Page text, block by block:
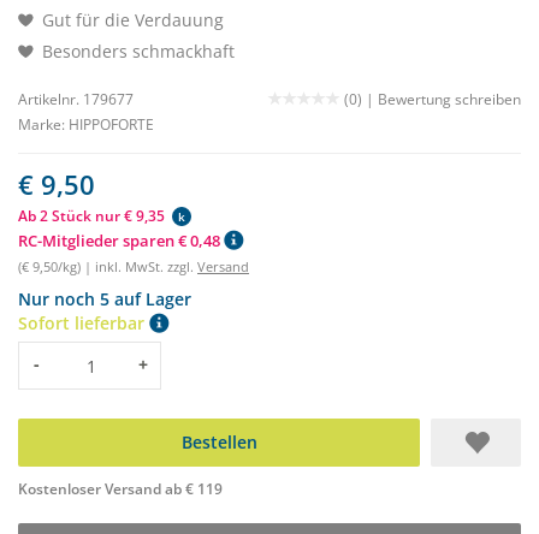
Gut für die Verdauung
Besonders schmackhaft
Artikelnr. 179677 (0) | Bewertung schreiben
Marke: HIPPOFORTE
€ 9,50
Ab 2 Stück nur € 9,35 k
RC-Mitglieder sparen € 0,48
(€ 9,50/kg) | inkl. MwSt. zzgl. Versand
Nur noch 5 auf Lager
Sofort lieferbar
Menge
- +
Bestellen
Kostenloser Versand ab € 119